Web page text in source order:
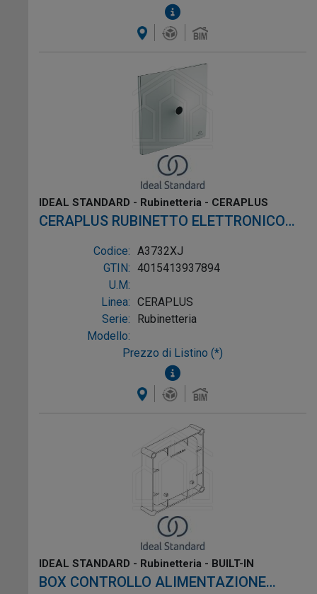
IDEAL STANDARD - Rubinetteria - CERAPLUS
CERAPLUS RUBINETTO ELETTRONICO
INCASSO PER ORINATOIO CONNECT
Codice: A3732XJ
GTIN: 4015413937894
U.M:
Linea: CERAPLUS
Serie:
Rubinetteria
Modello:
Prezzo di Listino (*)
IDEAL STANDARD - Rubinetteria - BUILT-IN
BOX CONTROLLO ALIMENTAZIONE